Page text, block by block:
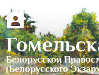
Белорусской
(Белорусского